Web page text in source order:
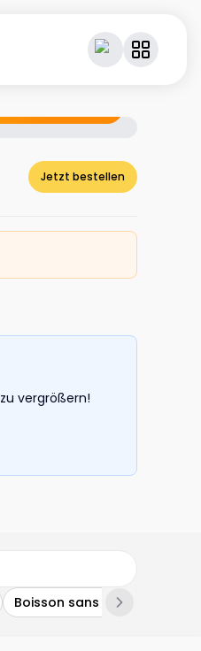
Jetzt bestellen
vergrößern!
Boisson sans alcool